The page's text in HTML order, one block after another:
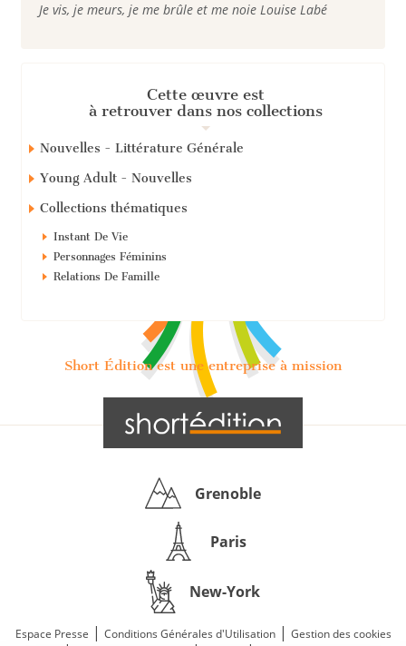
Je vis, je meurs, je me brûle et me noie Louise Labé
Cette œuvre est
à retrouver dans nos collections
Nouvelles - Littérature Générale
Young Adult - Nouvelles
Collections thématiques
Instant De Vie
Personnages Féminins
Relations De Famille
Short Édition est une entreprise à mission
Grenoble
Paris
New-York
Espace Presse | Conditions Générales d'Utilisation| Gestion des cookies